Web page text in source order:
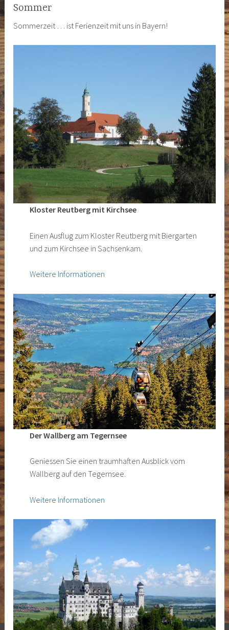
Sommer
Sommerzeit … ist Ferienzeit mit uns in Bayern!
Kloster Reutberg mit Kirchsee
Einen Ausflug zum Kloster Reutberg mit Biergarten
und zum Kirchsee in Sachsenkam.
Weitere Informationen
Der Wallberg am Tegernsee
Geniessen Sie einen traumhaften Ausblick vom
Wallberg auf den Tegernsee.
Weitere Informationen